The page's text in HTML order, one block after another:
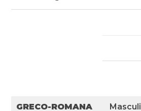
GRECO-ROMANA